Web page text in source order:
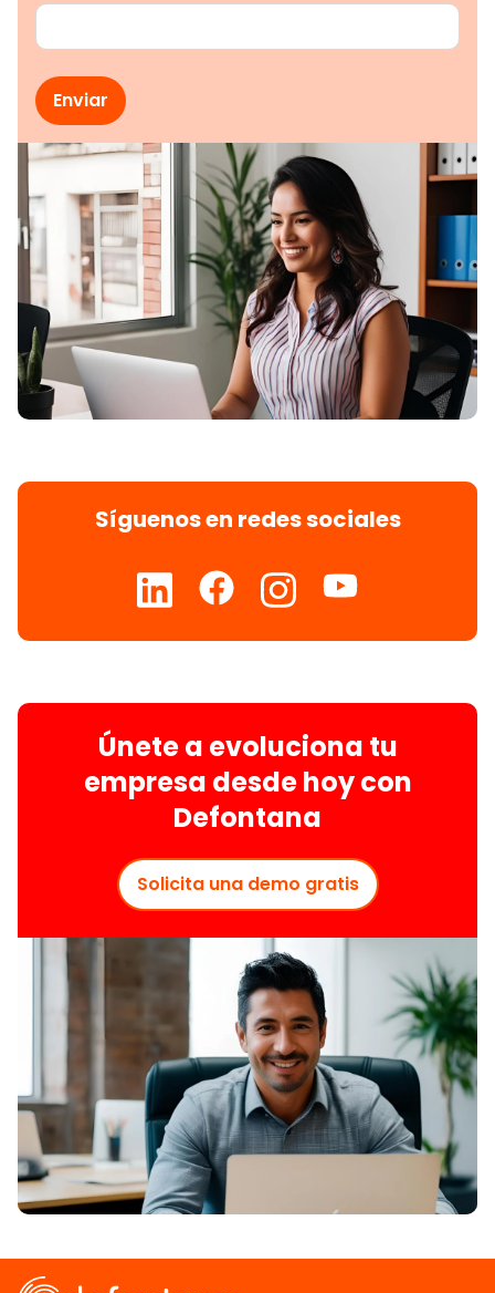
Síguenos en redes sociales
Únete a evoluciona tu
empresa desde hoy con
Defontana
Solicita una demo gratis